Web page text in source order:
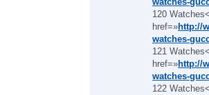
120
href=»http://
watches-
121
href=»http://
watches-
122